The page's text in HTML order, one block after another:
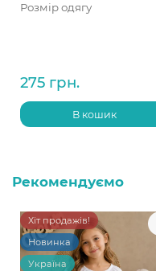
Розмір одягу
275 грн.
В кошик
Рекомендуємо
Хіт продажів!
Новинка
Україна